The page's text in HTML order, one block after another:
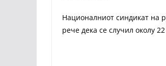
Националниот синдикат на
рече дека се случил околу